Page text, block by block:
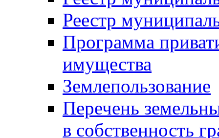
Реестр
Программа
имущества
Землепользование
Перечень
в собственность